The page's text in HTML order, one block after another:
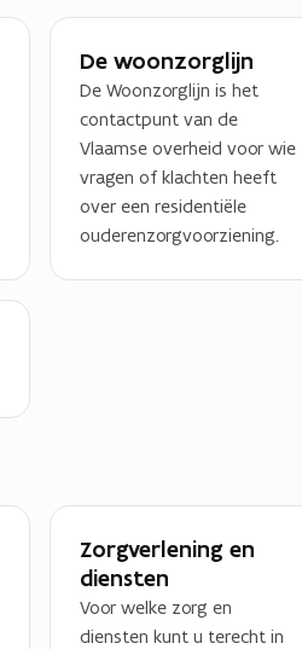
De woonzorglijn
De Woonzorglijn is het
contactpunt van de
Vlaamse overheid voor wie
vragen of klachten heeft
over een residentiële
ouderenzorgvoorziening.
Zorgverlening en
diensten
Voor welke zorg en
diensten kunt u terecht in